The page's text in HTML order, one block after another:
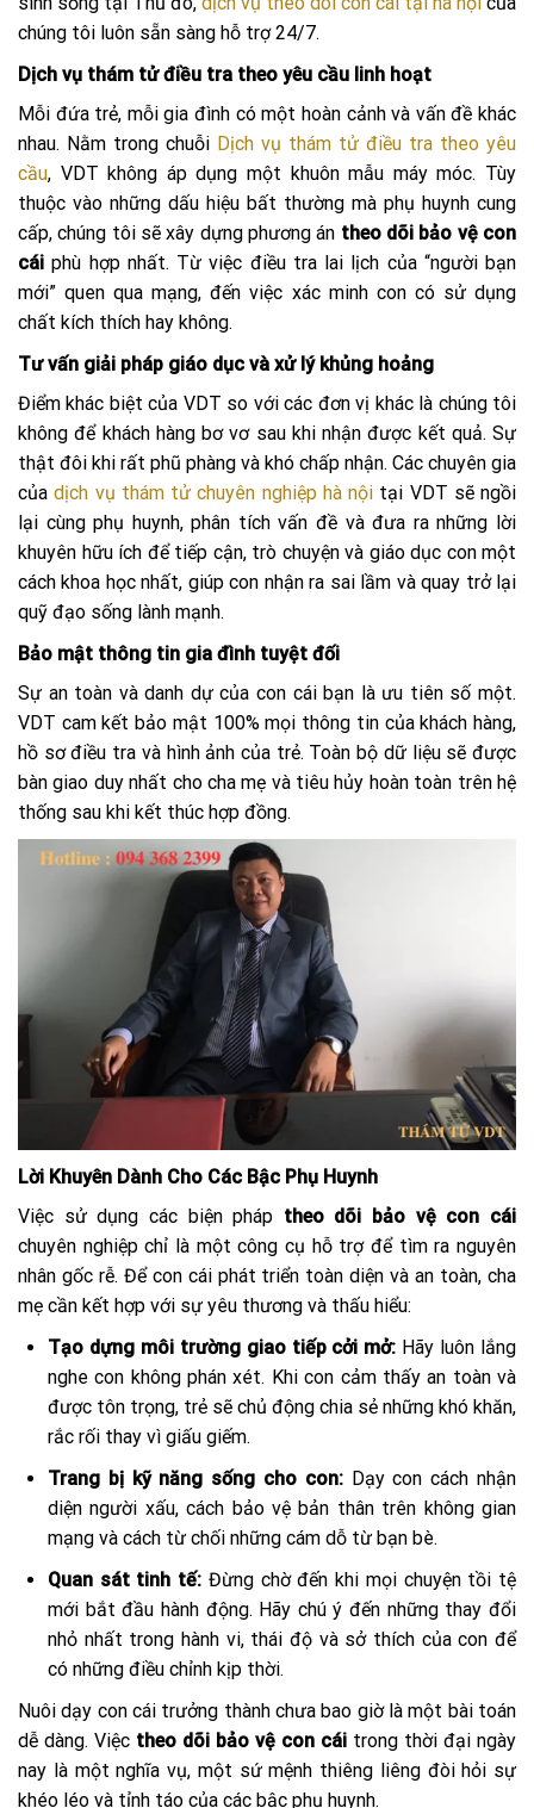
chúng tôi luôn sẵn sàng hỗ trợ 24/7.
Dịch vụ thám tử điều tra theo yêu cầu linh hoạt
Mỗi đứa trẻ, mỗi gia đình có một hoàn cảnh và vấn đề khác
nhau. Nằm trong chuỗi Dịch vụ thám tử điều tra theo yêu
cầu, VDT không áp dụng một khuôn mẫu máy móc. Tùy
thuộc vào những dấu hiệu bất thường mà phụ huynh cung
cấp, chúng tôi sẽ xây dựng phương án theo dõi bảo vệ con
cái phù hợp nhất. Từ việc điều tra lai lịch của “người bạn
mới” quen qua mạng, đến việc xác minh con có sử dụng
chất kích thích hay không.
Tư vấn giải pháp giáo dục và xử lý khủng hoảng
Điểm khác biệt của VDT so với các đơn vị khác là chúng tôi
không để khách hàng bơ vơ sau khi nhận được kết quả. Sự
thật đôi khi rất phũ phàng và khó chấp nhận. Các chuyên gia
của dịch vụ thám tử chuyên nghiệp hà nội tại VDT sẽ ngồi
lại cùng phụ huynh, phân tích vấn đề và đưa ra những lời
khuyên hữu ích để tiếp cận, trò chuyện và giáo dục con một
cách khoa học nhất, giúp con nhận ra sai lầm và quay trở lại
quỹ đạo sống lành mạnh.
Bảo mật thông tin gia đình tuyệt đối
Sự an toàn và danh dự của con cái bạn là ưu tiên số một.
VDT cam kết bảo mật 100% mọi thông tin của khách hàng,
hồ sơ điều tra và hình ảnh của trẻ. Toàn bộ dữ liệu sẽ được
bàn giao duy nhất cho cha mẹ và tiêu hủy hoàn toàn trên hệ
thống sau khi kết thúc hợp đồng.
Lời Khuyên Dành Cho Các Bậc Phụ Huynh
Việc sử dụng các biện pháp theo dõi bảo vệ con cái
chuyên nghiệp chỉ là một công cụ hỗ trợ để tìm ra nguyên
nhân gốc rễ. Để con cái phát triển toàn diện và an toàn, cha
mẹ cần kết hợp với sự yêu thương và thấu hiểu:
Tạo dựng môi trường giao tiếp cởi mở: Hãy luôn lắng
nghe con không phán xét. Khi con cảm thấy an toàn và
được tôn trọng, trẻ sẽ chủ động chia sẻ những khó khăn,
rắc rối thay vì giấu giếm.
Trang bị kỹ năng sống cho con:Dạy con cách nhận
diện người xấu, cách bảo vệ bản thân trên không gian
mạng và cách từ chối những cám dỗ từ bạn bè.
Quan sát tinh tế: Đừng chờ đến khi mọi chuyện tồi tệ
mới bắt đầu hành động. Hãy chú ý đến những thay đổi
nhỏ nhất trong hành vi, thái độ và sở thích của con để
có những điều chỉnh kịp thời.
Nuôi dạy con cái trưởng thành chưa bao giờ là một bài toán
dễ dàng. Việc theo dõi bảo vệ con cái trong thời đại ngày
nay là một nghĩa vụ, một sứ mệnh thiêng liêng đòi hỏi sự
khéo léo và tỉnh táo của các bậc phụ huynh.